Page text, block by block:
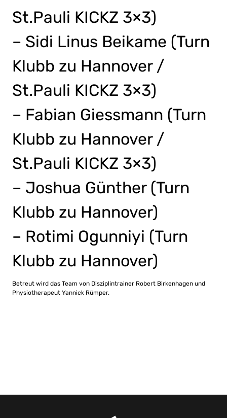
St.Pauli KICKZ 3×3)
– Sidi Linus Beikame (Turn
Klubb zu Hannover /
St.Pauli KICKZ 3×3)
– Fabian Giessmann (Turn
Klubb zu Hannover /
St.Pauli KICKZ 3×3)
– Joshua Günther (Turn
Klubb zu Hannover)
– Rotimi Ogunniyi (Turn
Klubb zu Hannover)
Betreut wird das Team von Disziplintrainer Robert Birkenhagen und
Physiotherapeut Yannick Rümper.